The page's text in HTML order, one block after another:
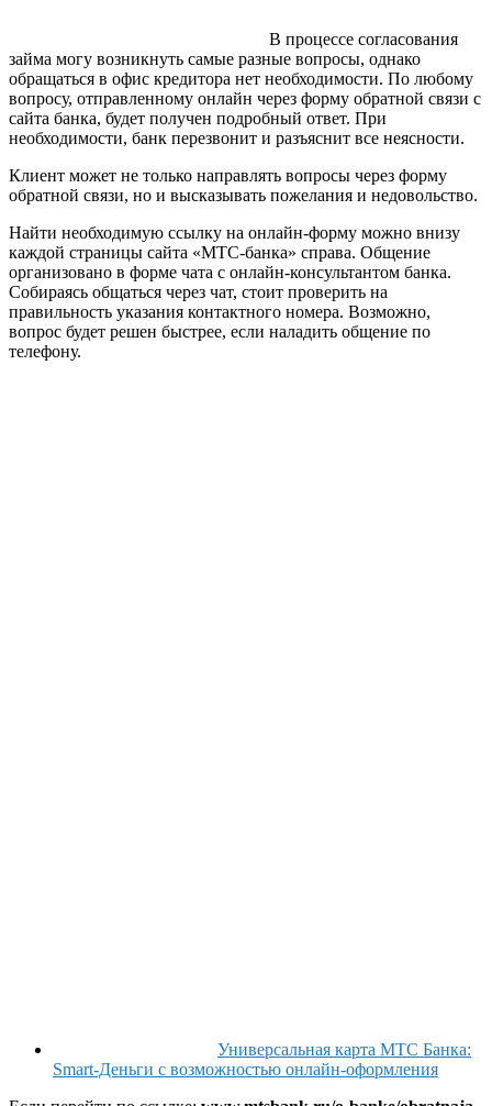
В процессе согласования
займа могу возникнуть самые разные вопросы, однако
обращаться в офис кредитора нет необходимости. По любому
вопросу, отправленному онлайн через форму обратной связи с
сайта банка, будет получен подробный ответ. При
необходимости, банк перезвонит и разъяснит все неясности.
Клиент может не только направлять вопросы через форму
обратной связи, но и высказывать пожелания и недовольство.
Найти необходимую ссылку на онлайн-форму можно внизу
каждой страницы сайта «МТС-банка» справа. Общение
организовано в форме чата с онлайн-консультантом банка.
Собираясь общаться через чат, стоит проверить на
правильность указания контактного номера. Возможно,
вопрос будет решен быстрее, если наладить общение по
телефону.
Универсальная карта МТС Банка:
Smart-Деньги с возможностью онлайн-оформления